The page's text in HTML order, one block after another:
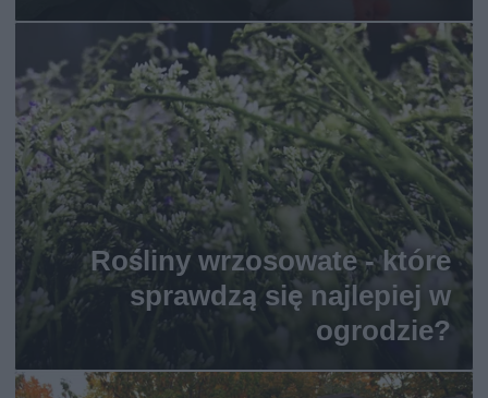
Rośliny wrzosowate - które
sprawdzą się najlepiej w
ogrodzie?